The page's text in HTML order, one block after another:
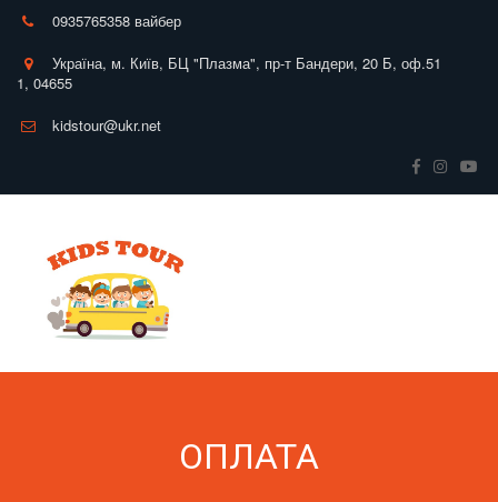
0935765358 вайбер
Україна, м. Київ, БЦ "Плазма", пр-т Бандери, 20 Б, оф.51
1, 04655
kidstour@ukr.net
ОПЛАТА